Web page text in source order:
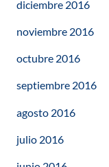
diciembre 2016
noviembre 2016
octubre 2016
septiembre 2016
agosto 2016
julio 2016